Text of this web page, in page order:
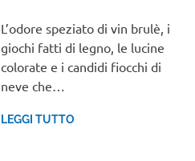
L’odore speziato di vin brulè, i
giochi fatti di legno, le lucine
colorate e i candidi fiocchi di
neve che…
LEGGI TUTTO